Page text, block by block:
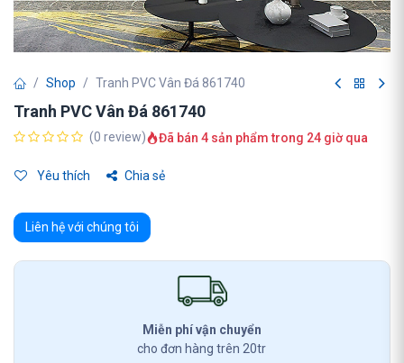
Shop Tranh PVC Vân Đá 861740
Tranh PVC Vân Đá 861740
(0 review) Đã bán 4 sản phẩm trong 24 giờ qua
Yêu thích Chia sẻ
Liên hệ với chúng tôi
Miễn phí vận chuyển
cho đơn hàng trên 20tr